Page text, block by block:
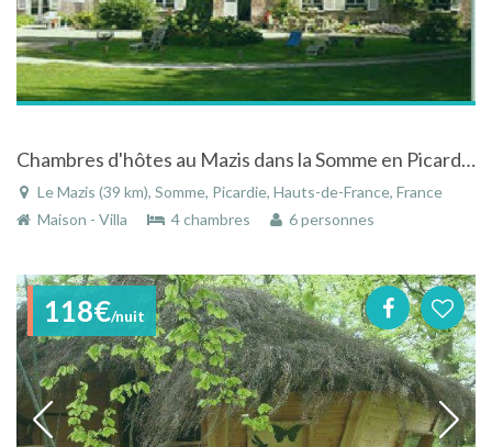
Chambres d'hôtes au Mazis dans la Somme en Picardie au coeur de la vallée du Liger
Le Mazis (39 km), Somme, Picardie, Hauts-de-France, France
Maison - Villa
4 chambres 6 personnes
118€/nuit